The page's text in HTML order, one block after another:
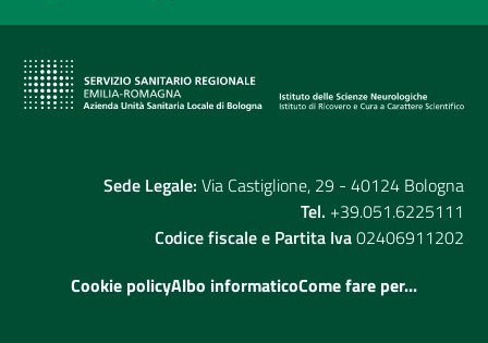
Sede Legale: Via Castiglione, 29 - 40124 Bologna
Tel. +39.051.6225111
Codice fiscale e Partita Iva02406911202
Cookie policyAlbo informaticoCome fare per...